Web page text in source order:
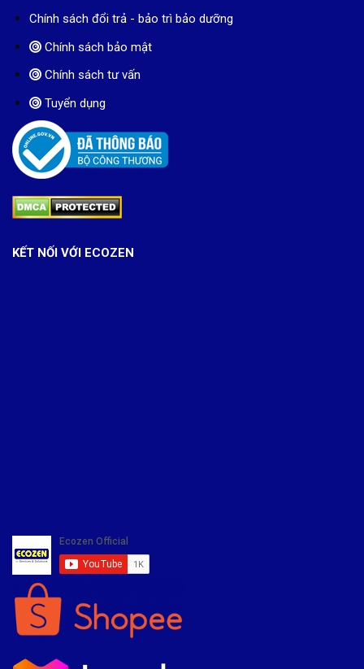
Chính sách đổi trả - bảo trì bảo dưỡng
Chính sách bảo mật
Chính sách tư vấn
Tuyển dụng
KẾT NỐI VỚI ECOZEN